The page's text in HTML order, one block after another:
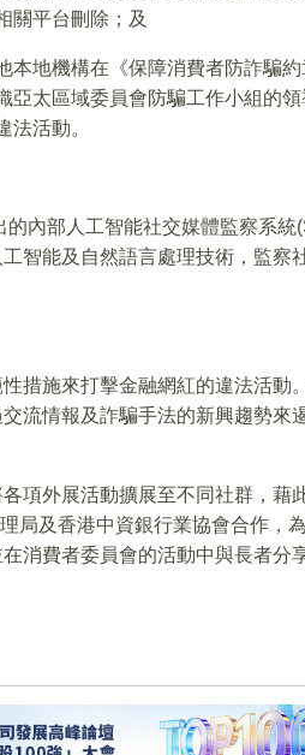
關平台刪除；及
本地機構在《保障消費者防詐騙
亞太區域委員會防騙工作小組的
法活動。
內部人工智能社交媒體監察系
智能及自然語言處理技術，監察
措施來打擊金融網紅的違法活動
流情報及詐騙手法的新興趨勢來
項外展活動擴展至不同社群，藉
局及香港中資銀行業協會合作，
消費者委員會的活動中與長者分